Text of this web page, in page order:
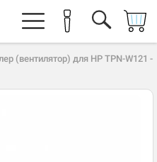
(вентилятор) для HP TPN-W121 -